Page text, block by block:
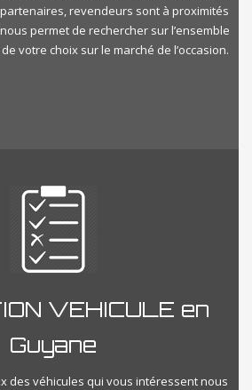
revendeurs sont à proximités
permet de rechercher sur l’ensemble
votre choix sur le marché de l’occasion.
VEHICULE en
Guyane
des véhicules qui vous intéressent nous